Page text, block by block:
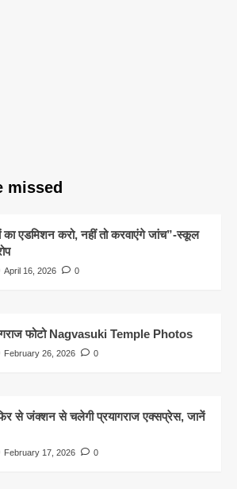
missed
का एडमिशन करो, नहीं तो करवाएंगे जांच”-स्कूल
April 16, 2026 0
फोटो Nagvasuki Temple Photos
February 26, 2026 0
से जंक्शन से चलेगी प्रयागराज एक्सप्रेस, जानें
February 17, 2026 0